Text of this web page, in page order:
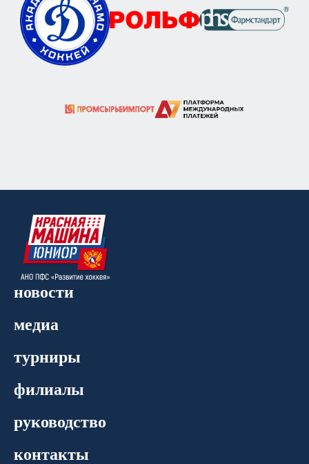
новости
медиа
турниры
филиалы
руководство
контакты